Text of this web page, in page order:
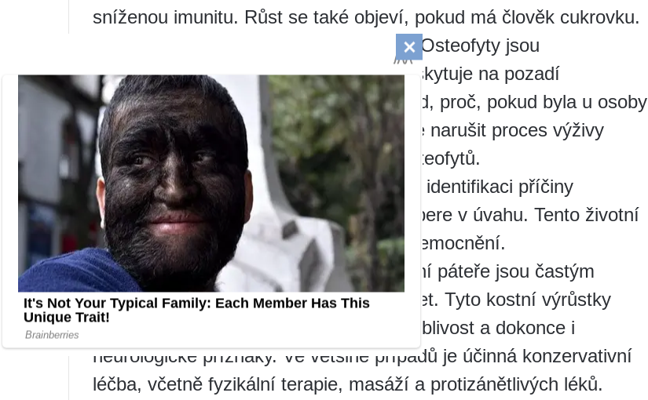
sníženou imunitu. Růst se také objeví, pokud má člověk cukrovku.
Endokrinní a metabolické onemocnění. Osteofyty jsou
degenerativní onemocnění, které se vyskytuje na pozadí
metabolických poruch v těle. To je důvod, proč, pokud byla u osoby
diagnostikována jiná nemoc, která může narušit proces výživy
plotének, je to hlavní příčina výskytu osteofytů.
Udržování sedavého životního stylu. Při identifikaci příčiny
spondylózy se tento faktor zpravidla nebere v úvahu. Tento životní
styl je ale nejčastější příčinou tohoto onemocnění.
Lékaři poznamenávají, že osteofyty krční páteře jsou častým
problémem, zejména u lidí starších 50 let. Tyto kostní výrůstky
mohou způsobit bolest, omezenou pohyblivost a dokonce i
neurologické příznaky. Ve většině případů je účinná konzervativní
léčba, včetně fyzikální terapie, masáží a protizánětlivých léků.